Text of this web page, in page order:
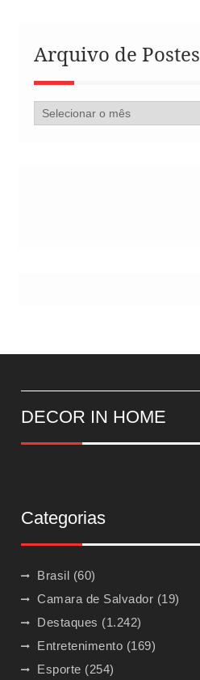
Arquivo de Postes
Arquivo
de
DECOR IN HOME
Categorias
Brasil (60)
Camara de Salvador (19)
Destaques (1.242)
Entretenimento (169)
Esporte (254)